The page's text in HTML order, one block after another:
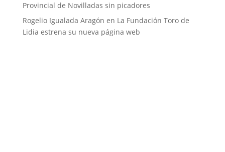
Provincial de Novilladas sin picadores
Rogelio Igualada Aragón en La Fundación Toro de
Lidia estrena su nueva página web